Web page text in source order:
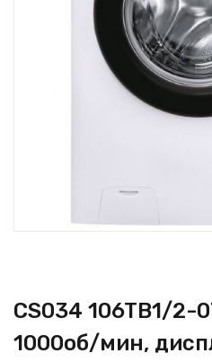
CS034 106TB1/2-
1000об/мин,